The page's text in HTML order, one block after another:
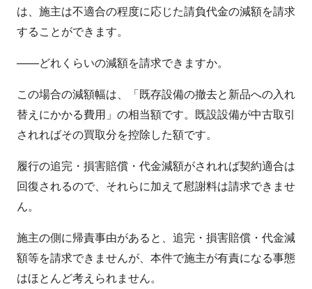
は、施主は不適合の程度に応じた請負代金の減額を請求
することができます。
——どれくらいの減額を請求できますか。
この場合の減額幅は、「既存設備の撤去と新品への入れ
替えにかかる費用」の相当額です。既設設備が中古取引
されればその買取分を控除した額です。
履行の追完・損害賠償・代金減額がされれば契約適合は
回復されるので、それらに加えて慰謝料は請求できませ
ん。
施主の側に帰責事由があると、追完・損害賠償・代金減
額等を請求できませんが、本件で施主が有責になる事態
はほとんど考えられません。